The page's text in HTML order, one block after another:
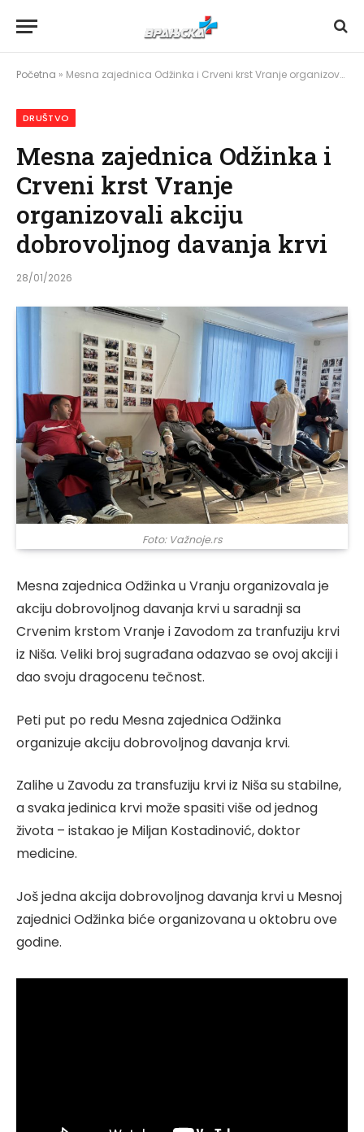
Početna » Mesna zajednica Odžinka i Crveni krst Vranje organizovali akciju dobrovoljnog davanja krvi
DRUŠTVO
Mesna zajednica Odžinka i
Crveni krst Vranje
organizovali akciju
dobrovoljnog davanja krvi
28/01/2026
Foto: Važnoje.rs
Mesna zajednica Odžinka u Vranju organizovala je
akciju dobrovoljnog davanja krvi u saradnji sa
Crvenim krstom Vranje i Zavodom za tranfuziju krvi
iz Niša. Veliki broj sugrađana odazvao se ovoj akciji i
dao svoju dragocenu tečnost.
Peti put po redu Mesna zajednica Odžinka
organizuje akciju dobrovoljnog davanja krvi.
Zalihe u Zavodu za transfuziju krvi iz Niša su stabilne,
a svaka jedinica krvi može spasiti više od jednog
života – istakao je Miljan Kostadinović, doktor
medicine.
Još jedna akcija dobrovoljnog davanja krvi u Mesnoj
zajednici Odžinka biće organizovana u oktobru ove
godine.